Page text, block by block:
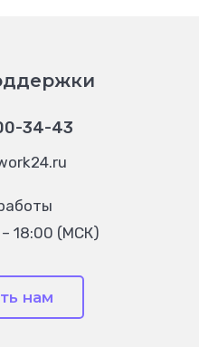
34-43
18:00 (МСК)
нам